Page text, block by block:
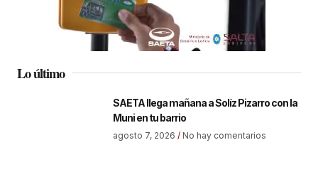
Lo último
SAETA llega mañana a Solíz Pizarro con la
Muni en tu barrio
agosto 7, 2026 No hay comentarios